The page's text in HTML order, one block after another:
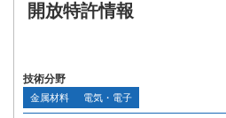
開放特許情報
技術分野
金属材料 電気・電子